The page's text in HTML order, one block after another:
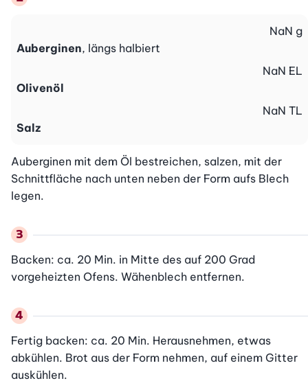
Auberginen, längs halbiert
NaN g
Olivenöl
NaN EL
Salz
NaN TL
Auberginen mit dem Öl bestreichen, salzen, mit der
Schnittfläche nach unten neben der Form aufs Blech
legen.
Backen: ca. 20 Min. in Mitte des auf 200 Grad
vorgeheizten Ofens. Wähenblech entfernen.
Fertig backen: ca. 20 Min. Herausnehmen, etwas
abkühlen. Brot aus der Form nehmen, auf einem Gitter
auskühlen.